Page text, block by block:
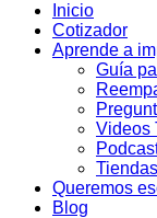
Inicio
Cotizador
Aprende a
Guía
Videos
Queremos
Blog